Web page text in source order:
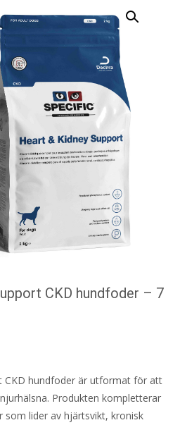
CKD hundfoder – 7
CKD hundfoder är utformat för att
Produkten kompletterar
som lider av hjärtsvikt, kronisk